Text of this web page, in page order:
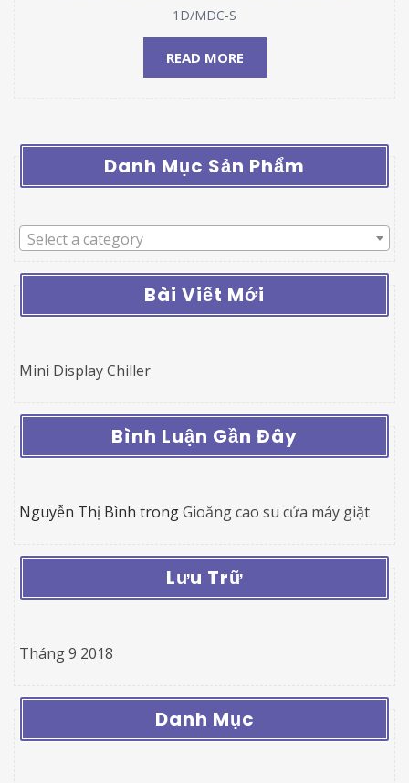
1D/MDC-S
READ MORE
Danh Mục Sản Phẩm
Select a category
Bài Viết Mới
Mini Display Chiller
Bình Luận Gần Đây
Nguyễn Thị Bình trongGioăng cao su cửa máy giặt
Lưu Trữ
Tháng 9 2018
Danh Mục